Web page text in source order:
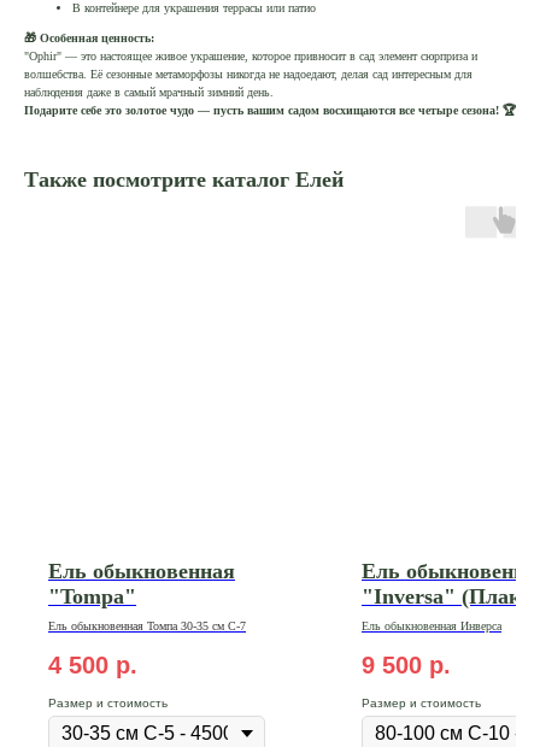
В контейнере для украшения террасы или патио
🎁 Особенная ценность:
"Ophir" — это настоящее живое украшение, которое привносит в сад элемент сюрприза и
волшебства. Её сезонные метаморфозы никогда не надоедают, делая сад интересным для
наблюдения даже в самый мрачный зимний день.
Подарите себе это золотое чудо — пусть вашим садом восхищаются все четыре сезона! 🏆
Также посмотрите каталог Елей
Ель обыкновенная
"Tompa"
Ель обыкновенная Томпа 30-35 см С-7
4 500 р.
Размер и стоимость
Ель
"Inversa"
Ель обыкновенная Инверса
9 500 р.
Размер и стоимость